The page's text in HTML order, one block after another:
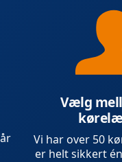
Vælg
Vi har over 50
er helt sikkert